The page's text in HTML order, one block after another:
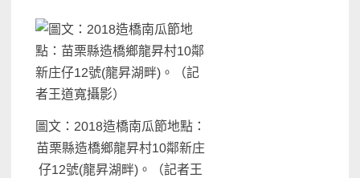
圖文：2018造橋南瓜節地點：
苗栗縣造橋鄉龍昇村10鄰新庄
仔12號(龍昇湖畔)。（記者王